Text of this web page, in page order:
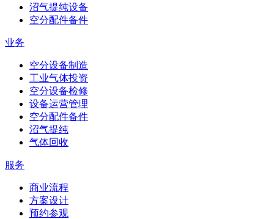
沼气提纯设备
空分配件备件
业务
空分设备制造
工业气体投资
空分设备检修
设备运营管理
空分配件备件
沼气提纯
气体回收
服务
商业流程
方案设计
预约参观